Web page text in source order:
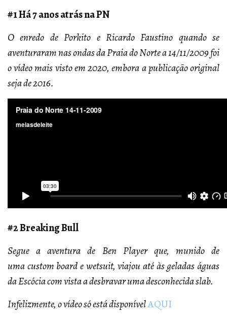
#1 Há 7 anos atrás na PN
O enredo de Porkito e Ricardo Faustino quando se
aventuraram nas ondas da Praia do Norte a 14/11/2009 foi
o vídeo mais visto em 2020, embora a publicação original
seja de 2016.
#2 Breaking Bull
Segue a aventura de Ben Player que, munido de
uma custom board e wetsuit, viajou até às geladas águas
da Escócia com vista a desbravar uma desconhecida slab.
Infelizmente, o vídeo só está disponívelAQUI